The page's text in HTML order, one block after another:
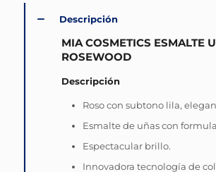
Descripción
MIA COSMETICS ESMALTE
ROSEWOOD
Descripción
Roso con subtono lila,
Esmalte de uñas con
Espectacular brillo.
Innovadora tecnología de